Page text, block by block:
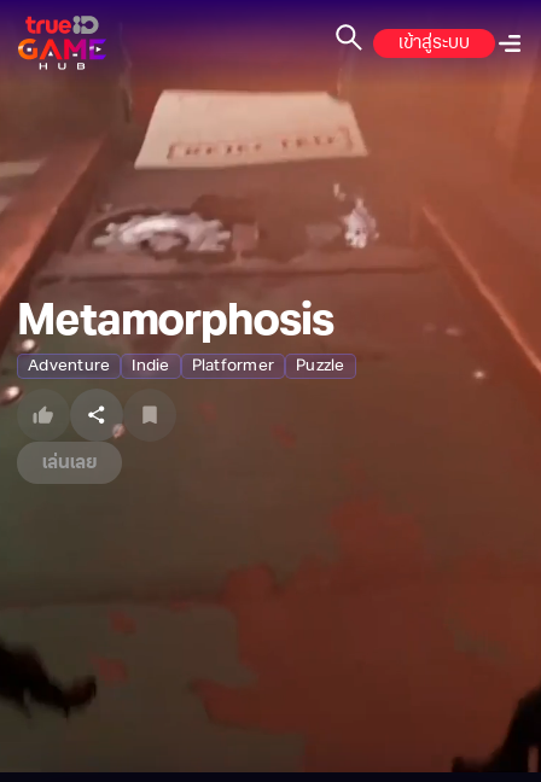
เข้าสู่ระบบ
Metamorphosis
Adventure Indie Platformer Puzzle
เล่นเลย